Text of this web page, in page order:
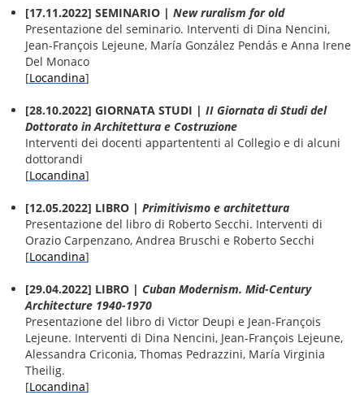
[17.11.2022] SEMINARIO | New ruralism for old
Presentazione del seminario. Interventi di Dina Nencini,
Jean-François Lejeune, María González Pendás e Anna Irene
Del Monaco
[Locandina]
[28.10.2022] GIORNATA STUDI | II Giornata di Studi del
Dottorato in Architettura e Costruzione
Interventi dei docenti appartententi al Collegio e di alcuni
dottorandi
[Locandina]
[12.05.2022] LIBRO | Primitivismo e architettura
Presentazione del libro di Roberto Secchi. Interventi di
Orazio Carpenzano, Andrea Bruschi e Roberto Secchi
[Locandina]
[29.04.2022] LIBRO | Cuban Modernism. Mid-Century
Architecture 1940-1970
Presentazione del libro di Victor Deupi e Jean-François
Lejeune. Interventi di Dina Nencini, Jean-François Lejeune,
Alessandra Criconia, Thomas Pedrazzini, María Virginia
Theilig.
[Locandina]